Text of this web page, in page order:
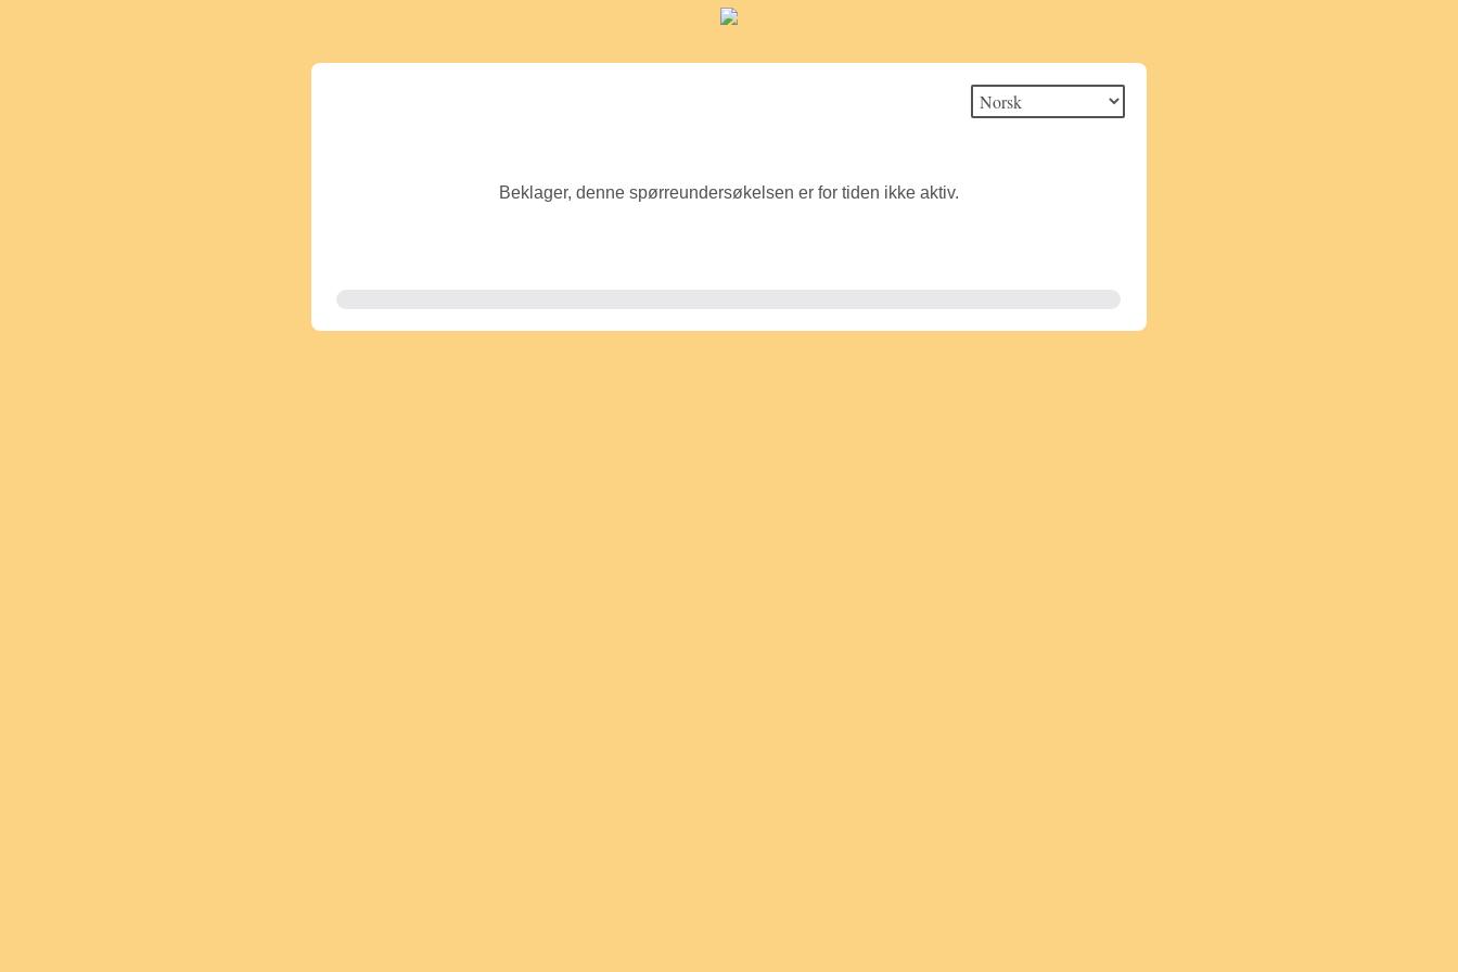
Beklager, denne spørreundersøkelsen er for tiden ikke aktiv.